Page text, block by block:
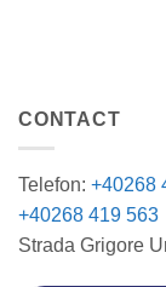
CONTACT
Telefon: +40268
+40268 419 563
Strada Grigore